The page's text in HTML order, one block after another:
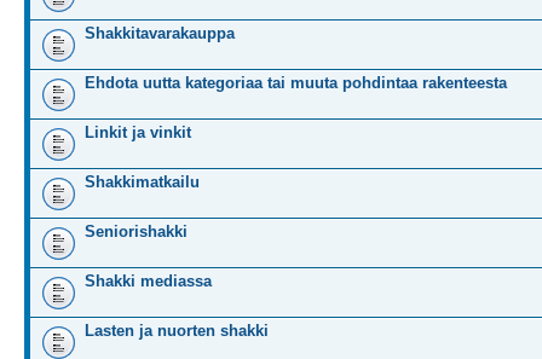
Shakkitavarakauppa
Ehdota uutta kategoriaa tai muuta pohdintaa rakenteesta
Linkit ja vinkit
Shakkimatkailu
Seniorishakki
Shakki mediassa
Lasten ja nuorten shakki